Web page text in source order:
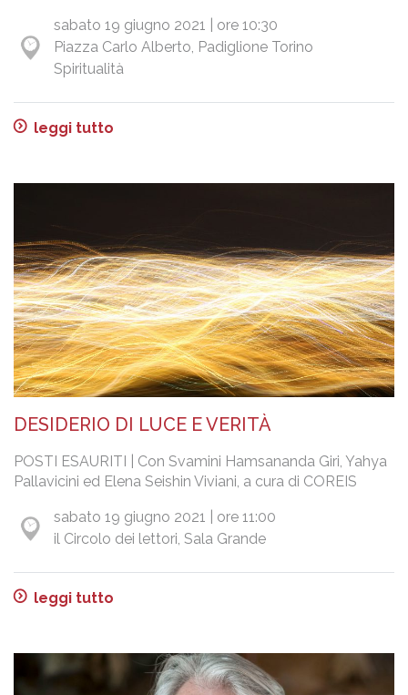
sabato 19 giugno 2021 | ore 10:30
Piazza Carlo Alberto, Padiglione Torino
Spiritualità
leggi tutto
DESIDERIO DI LUCE E VERITÀ
POSTI ESAURITI | Con Svamini Hamsananda Giri, Yahya
Pallavicini ed Elena Seishin Viviani, a cura di COREIS
sabato 19 giugno 2021 | ore 11:00
il Circolo dei lettori, Sala Grande
leggi tutto